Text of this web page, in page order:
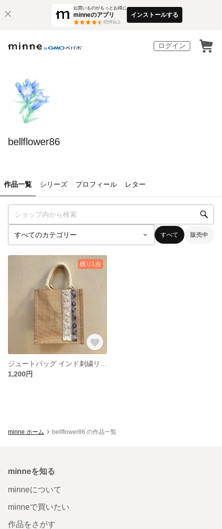
お買いものがもっとお得に
minneのアプリ
3万件以上
インストールする
ログイン
bellflower86
作品一覧 シリーズ プロフィール レター
すべて 販売中
残り1点
1,200円
minne ホーム bellflower86 の作品一覧
minneを知る
minneについて
minneで買いたい
作品をさがす